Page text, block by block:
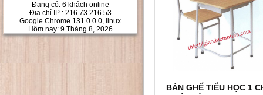
Đang có: 6 khách online
Địa chỉ IP : 216.73.216.53
Google Chrome 131.0.0.0, linux
Hôm nay: 9 Tháng 8, 2026
BÀN GHẾ TIỂU HỌC 1